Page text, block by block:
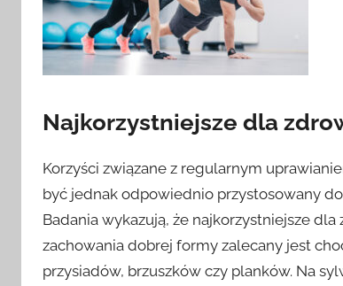
Najkorzystniejsze dla
Korzyści związane z regularnym
być jednak odpowiednio przystosowany
Badania wykazują, że najkorzystniejsze
zachowania dobrej formy zalecany jest
przysiadów, brzuszków czy planków. Na